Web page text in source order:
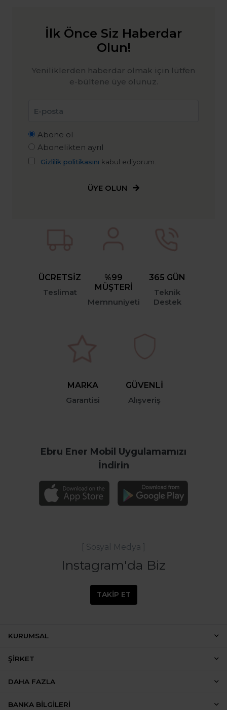
İlk Önce Siz Haberdar
Olun!
Yeniliklerden haberdar olmak için lütfen
e-bültene üye olunuz.
Abone ol
Abonelikten ayrıl
Gizlilik politikasını kabul ediyorum.
ÜYE OLUN
ÜCRETSİZ
Teslimat
GÜVENLİ
Alışveriş
%99
MÜŞTERİ
Memnuniyeti
365 GÜN
Teknik
Destek
MARKA
Garantisi
Ebru Ener Mobil Uygulamamızı
İndirin
[ Sosyal Medya ]
Instagram'da Biz
TAKİP ET
KURUMSAL
ŞIRKET
DAHA FAZLA
BANKA BILGILERI